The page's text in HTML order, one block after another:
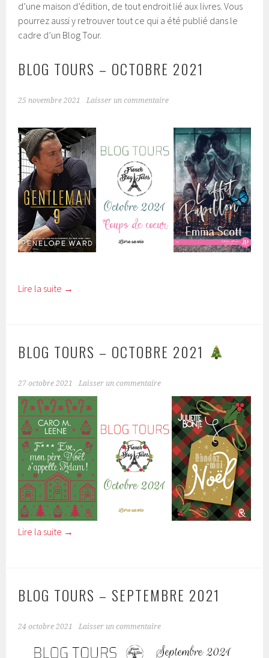
d’une maison d’édition, de tout endroit lié aux livres. Vous
pourrez aussi y retrouver tout ce qui a été publié dans le
cadre d’un Blog Tour.
BLOG TOURS – OCTOBRE 2021
25 novembre 2021 Laisser un commentaire
Lire la suite →
BLOG TOURS – OCTOBRE 2021
27 octobre 2021 Laisser un commentaire
Lire la suite →
BLOG TOURS – SEPTEMBRE 2021
24 octobre 2021 Laisser un commentaire